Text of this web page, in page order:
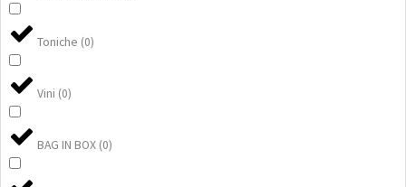
Toniche (0)
Vini (0)
BAG IN BOX (0)